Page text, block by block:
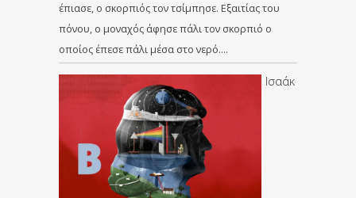
έπιασε, ο σκορπιός τον τσίμπησε. Εξαιτίας του
πόνου, ο μοναχός άφησε πάλι τον σκορπιό ο
οποίος έπεσε πάλι μέσα στο νερό….
Ισαάκ